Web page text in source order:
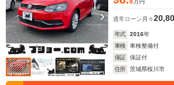
万円
通常ローン 月々
年式 2016年
車検
車検整備付
保証
保証付
住所
茨城県桜川市